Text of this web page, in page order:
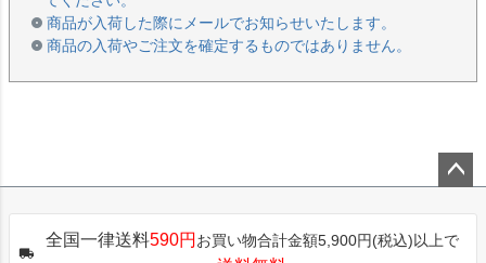
商品が入荷した際にメールでお知らせいたします。
商品の入荷やご注文を確定するものではありません。
ップ
全国一律送料590円 お買い物合計金額5,900円(税込)以上で